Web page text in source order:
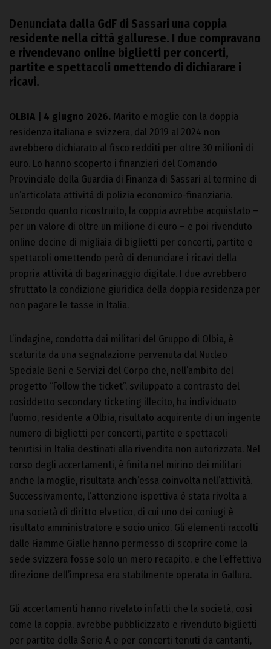
Denunciata dalla GdF di Sassari una coppia
residente nella città gallurese. I due compravano
e rivendevano online biglietti per concerti,
partite e spettacoli omettendo di dichiarare i
ricavi.
OLBIA | 4 giugno 2026. Marito e moglie con la doppia
residenza italiana e svizzera, dal 2019 al 2024 non
avrebbero dichiarato al fisco redditi per oltre 30 milioni di
euro. Lo hanno scoperto i finanzieri del Comando
Provinciale della Guardia di Finanza di Sassari al termine di
un’articolata attività di polizia economico-finanziaria.
Secondo quanto ricostruito, la coppia avrebbe acquistato –
per un valore di oltre un milione di euro – e poi rivenduto
online decine di migliaia di biglietti per concerti, partite e
spettacoli omettendo però di denunciare i ricavi della
propria attività di bagarinaggio digitale. I due avrebbero
sfruttato la condizione giuridica della doppia residenza per
non pagare le tasse in Italia.
L’indagine, condotta dai militari del Gruppo di Olbia, è
scaturita da una segnalazione pervenuta dal Nucleo
Speciale Beni e Servizi del Corpo che, nell’ambito del
progetto “Follow the ticket”, sviluppato a contrasto del
cosiddetto secondary ticketing illecito, ha individuato
l’uomo, residente a Olbia, risultato acquirente di un ingente
numero di biglietti per concerti, partite e spettacoli
tenutisi in Italia destinati alla rivendita non autorizzata. Nel
corso degli accertamenti, è finita nel mirino dei militari
anche la moglie, risultata anch’essa coinvolta nell’attività.
Successivamente, l’attenzione ispettiva è stata rivolta a
una società di diritto elvetico, di cui uno dei coniugi è
risultato amministratore e socio unico. Gli elementi raccolti
dalle Fiamme Gialle hanno permesso di scoprire come la
sede svizzera fosse solo un mero recapito, e che l’effettiva
direzione dell’impresa era stabilmente operata in Gallura.
Gli accertamenti hanno rivelato infatti che la società, così
come la coppia, avrebbe pubblicizzato e rivenduto biglietti
per partite della Serie A e per concerti tenuti da cantanti,